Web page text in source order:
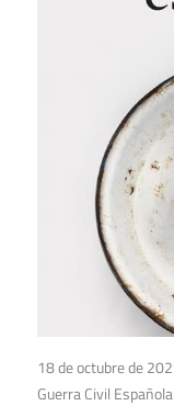
18 de octubre de
Guerra Civil Española